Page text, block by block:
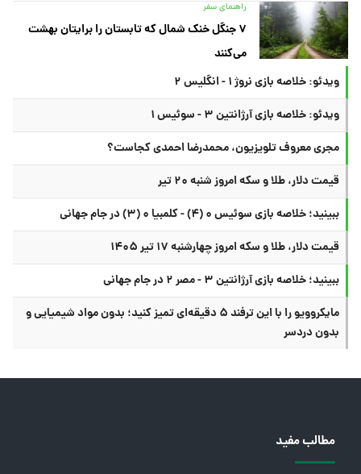
راهنمای سفر
۷ جنگل خنک شمال که تابستان را برایتان بهشت
می‌کنند
ویدئو: خلاصه بازی نروژ ۱ - انگلیس ۲
ویدئو: خلاصه بازی آرژانتین ۳ - سوئیس ۱
مجری معروف تلویزیون، محمدرضا احمدی کجاست؟
قیمت دلار، طلا و سکه امروز شنبه ۲۰ تیر
ببینید؛ خلاصه بازی سوئیس ۰ (۴) - کلمبیا ۰ (۳) در جام جهانی
قیمت دلار، طلا و سکه امروز چهارشنبه ۱۷ تیر ۱۴۰۵
ببینید؛ خلاصه بازی آرژانتین ۳ - مصر ۲ در جام جهانی
مایکروویو را با این ترفند ۵ دقیقه‌ای تمیز کنید؛ بدون مواد شیمیایی و
بدون دردسر
مطالب مفید